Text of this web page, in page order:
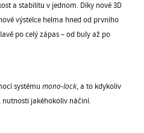
a stabilitu v jednom. Díky nové 3D
výstelce helma hned od prvního
po celý zápas – od buly až po
systémumono-lock, a to kdykoliv
nutnosti jakéhokoliv náčiní.